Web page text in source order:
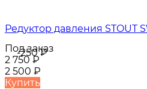
-250₽
Редуктор давления STOUT
Под заказ
2 750 ₽
2 500 ₽
Купить